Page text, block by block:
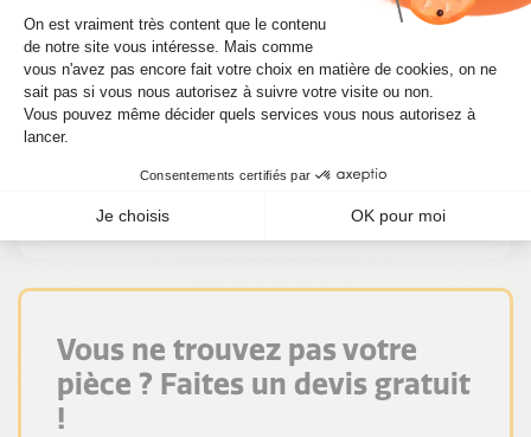
Ne perdez plus de temps ! Si vous avez
besoin d'un cartouche CHRA 782217-
5002S pour Accord 2.2 i-DTEC 150 CV (110
Alsapièces.
Vous ne trouvez pas votre
pièce ? Faites un devis gratuit
!